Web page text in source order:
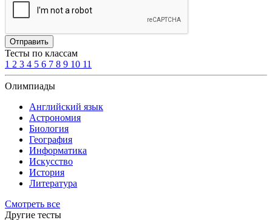
Отправить
Тесты по классам
1 2 3 4 5 6 7 8 9 10 11
Олимпиады
Английский язык
Астрономия
Биология
География
Информатика
Искусство
История
Литература
Смотреть все
Другие тесты